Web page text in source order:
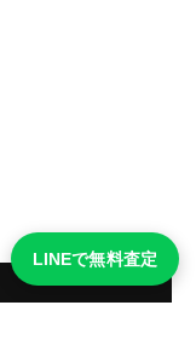
LINEで無料査定